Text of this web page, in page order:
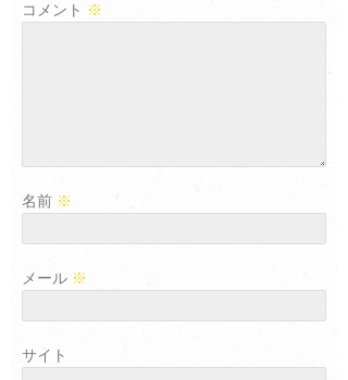
コメント ※
名前 ※
メール ※
サイト